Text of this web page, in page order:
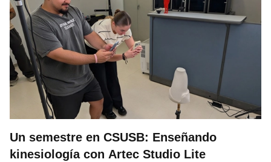
Un semestre en CSUSB: Enseñando
kinesiología con Artec Studio Lite